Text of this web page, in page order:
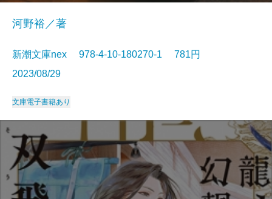
河野裕／著
新潮文庫nex 978-4-10-180270-1 781円
2023/08/29
文庫電子書籍あり